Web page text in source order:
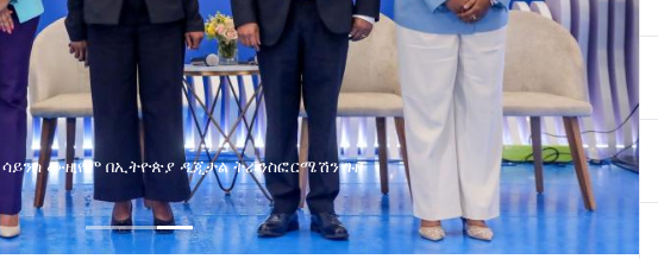
ሳይንስ ሙዚየም በኢትዮጵያ ዲጂታል ትራንስፎርሜሽን ጉዞ